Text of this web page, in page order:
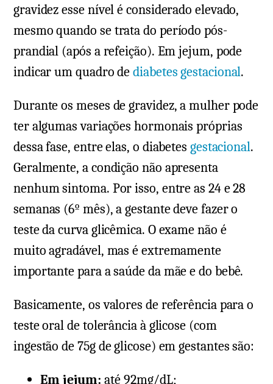
gravidez esse nível é considerado elevado,
mesmo quando se trata do período pós-
prandial (após a refeição). Em jejum, pode
indicar um quadro dediabetes gestacional.
Durante os meses de gravidez, a mulher pode
ter algumas variações hormonais próprias
dessa fase, entre elas, o diabetes gestacional.
Geralmente, a condição não apresenta
nenhum sintoma. Por isso, entre as 24 e 28
semanas (6º mês), a gestante deve fazer o
teste da curva glicêmica. O exame não é
muito agradável, mas é extremamente
importante para a saúde da mãe e do bebê.
Basicamente, os valores de referência para o
teste oral de tolerância à glicose (com
ingestão de 75g de glicose) em gestantes são:
Em jejum: até 92mg/dL;